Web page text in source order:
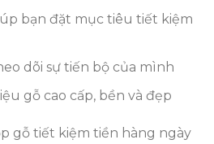
bạn đặt mục tiêu tiết kiệm
dõi sự tiến bộ của mình
gỗ cao cấp, bền và đẹp
gỗ tiết kiệm tiền hàng ngày